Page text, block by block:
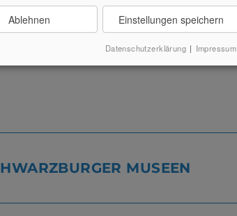
& GÄRTEN
MUSEEN
Ablehnen Einstellungen speichern
Datenschutzerklärung | Impressum